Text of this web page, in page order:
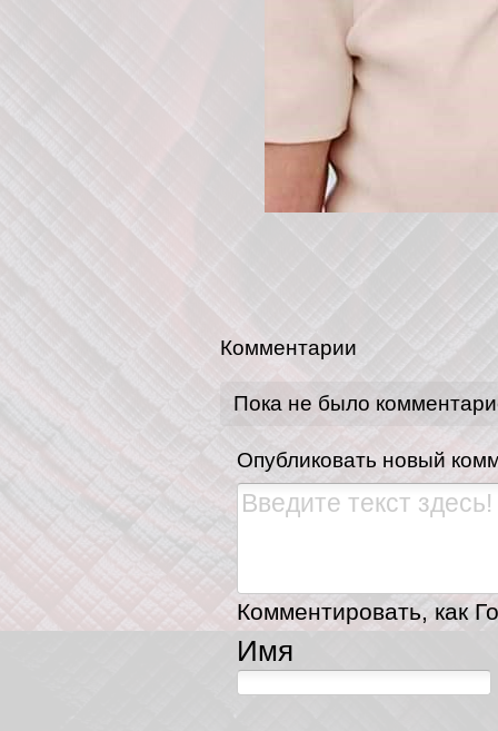
Комментарии
Пока не было
Опубликовать новый
Комментировать, как
Имя